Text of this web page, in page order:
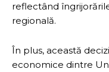
reflectând
regională.
În plus, această
economice dintre